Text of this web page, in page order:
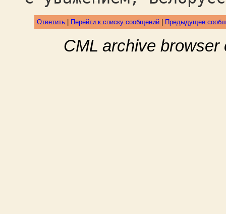
Ответить Перейти к списку сообщений Предыдущее
CML archive